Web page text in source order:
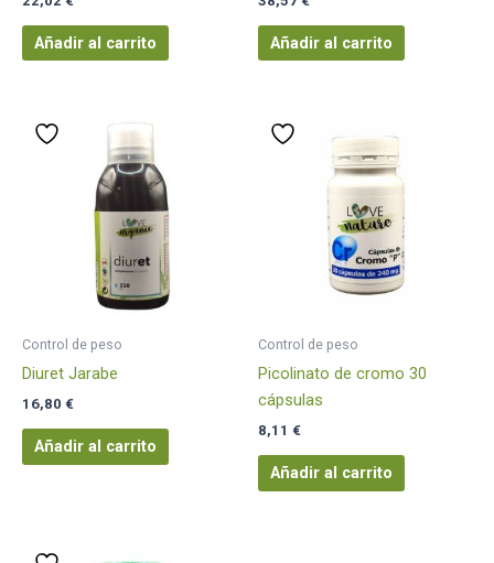
Añadir al carrito Añadir al carrito
Control de peso
Diuret Jarabe
16,80 €
Añadir al carrito
Control de peso
Picolinato de cromo 30
cápsulas
8,11 €
Añadir al carrito